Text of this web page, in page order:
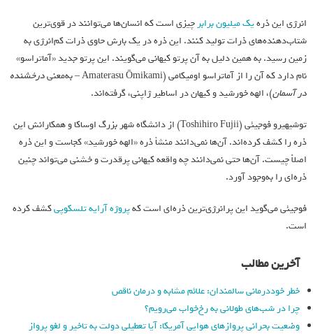
انرژی این ذرهیک میلیون برابر چیزی است که انسان‌ها می‌توانند در قوی‌ترین
شتاب‌دهنده‌های ذرات تولید کنند. این ذره در یک بارش حاوی ذرات کم‌انرژی به
زمین رسید. به همین دلیل به آن پرتو کیهانی می‌گویند. این پرتو جدید «آماتراسو»
نام دارد که آن را از آماتراسو اومیکامی (Amaterasu Ōmikami – به‌معنی
درخشنده
در آسمان)، الهه خورشید و کیهان در اساطیر ژاپنی، گرفته‌اند.
توشیهیرو فوجیئی (Toshihiro Fujii) از دانشگاه شهر بزرگ اوساکا و همکارانش این
ذره را کشف کرده‌اند. آن‌ها نمی‌دانند منشأ ذره «الهه خورشید» کجاست و این ذره
اصلاً چیست. آن‌ها حتی نمی‌دانند چه واقعه کیهانی پرقدرت و خشنی می‌تواند چنین
ذره‌ای را به‌وجود آورد.
فوجیئی می‌گوید این پرانرژی‌ترین ذره‌ای است کهپروژه آرایه تلسکوپیکشف کرده
است.
آخرین مطالب
خطر خوددرمانی سالمندان: علائم مشابه و درمان ناقص
چرا در شب‌های طولانی به رخ‌خواب می‌رویم؟
وضعیت بحرانی پروازهای هوایی آمریکا: آیا تعطیلی دولت به تاخیر و لغو پرواز